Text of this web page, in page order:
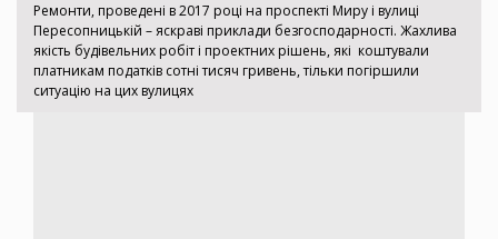
Ремонти, проведені в 2017 році на проспекті Миру і вулиці
Пересопницькій – яскраві приклади безгосподарності. Жахлива
якість будівельних робіт і проектних рішень, які коштували
платникам податків сотні тисяч гривень, тільки погіршили
ситуацію на цих вулицях ​